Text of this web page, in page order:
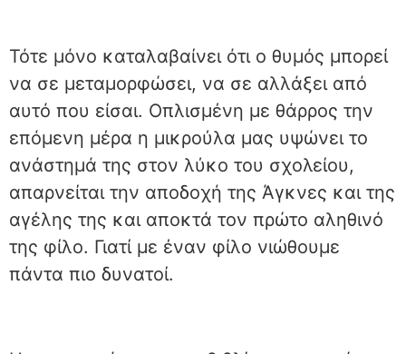
Τότε μόνο καταλαβαίνει ότι ο θυμός μπορεί
να σε μεταμορφώσει, να σε αλλάξει από
αυτό που είσαι. Οπλισμένη με θάρρος την
επόμενη μέρα η μικρούλα μας υψώνει το
ανάστημά της στον λύκο του σχολείου,
απαρνείται την αποδοχή της Άγκνες και της
αγέλης της και αποκτά τον πρώτο αληθινό
της φίλο. Γιατί με έναν φίλο νιώθουμε
πάντα πιο δυνατοί.